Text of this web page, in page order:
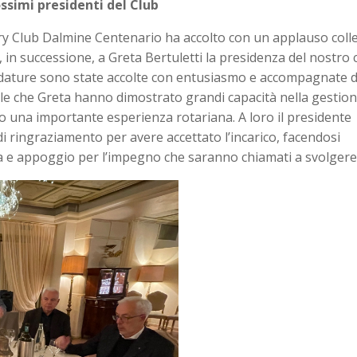
presidenti del Club
Club Dalmine Centenario ha accolto con un applauso
successione, a Greta Bertuletti la presidenza del nostro
sono state accolte con entusiasmo e accompagnate
che Greta hanno dimostrato grandi capacità nella
una importante esperienza rotariana. A loro il presidente
per avere accettato l’incarico, facendosi
appoggio per l’impegno che saranno chiamati a